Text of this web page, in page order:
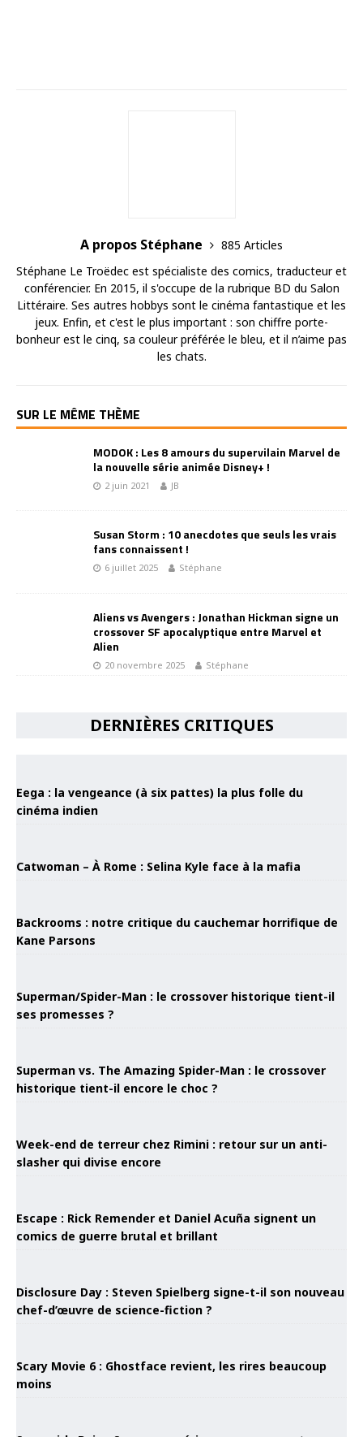
A propos Stéphane
885 Articles
Stéphane Le Troëdec est spécialiste des comics, traducteur et
conférencier. En 2015, il s'occupe de la rubrique BD du Salon
Littéraire. Ses autres hobbys sont le cinéma fantastique et les
jeux. Enfin, et c'est le plus important : son chiffre porte-
bonheur est le cinq, sa couleur préférée le bleu, et il n’aime pas
les chats.
SUR LE MÊME THÈME
MODOK : Les 8 amours du supervilain Marvel de
la nouvelle série animée Disney+ !
2 juin 2021 JB
Susan Storm : 10 anecdotes que seuls les vrais
fans connaissent !
6 juillet 2025 Stéphane
Aliens vs Avengers : Jonathan Hickman signe un
crossover SF apocalyptique entre Marvel et
Alien
20 novembre 2025 Stéphane
DERNIÈRES CRITIQUES
Eega : la vengeance (à six pattes) la plus folle du
cinéma indien
Catwoman – À Rome : Selina Kyle face à la mafia
Backrooms : notre critique du cauchemar horrifique de
Kane Parsons
Superman/Spider-Man : le crossover historique tient-il
ses promesses ?
Superman vs. The Amazing Spider-Man : le crossover
historique tient-il encore le choc ?
Week-end de terreur chez Rimini : retour sur un anti-
slasher qui divise encore
Escape : Rick Remender et Daniel Acuña signent un
comics de guerre brutal et brillant
Disclosure Day : Steven Spielberg signe-t-il son nouveau
chef-d’œuvre de science-fiction ?
Scary Movie 6 : Ghostface revient, les rires beaucoup
moins